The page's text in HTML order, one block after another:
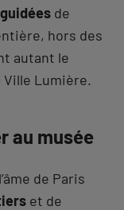
de
hors des
autant le
Lumière.
au musée
de Paris
et de